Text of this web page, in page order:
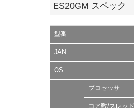
ES20GM スペック
型番
JAN
OS
プロセッサ
コア数/スレッド